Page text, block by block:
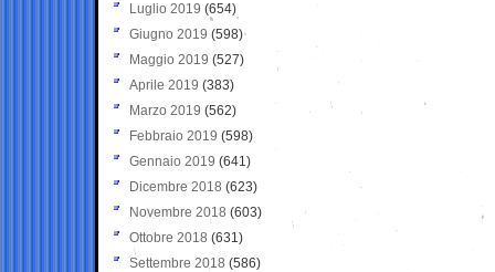
Luglio 2019 (654)
Giugno 2019 (598)
Maggio 2019 (527)
Aprile 2019 (383)
Marzo 2019 (562)
Febbraio 2019 (598)
Gennaio 2019 (641)
Dicembre 2018 (623)
Novembre 2018 (603)
Ottobre 2018 (631)
Settembre 2018 (586)